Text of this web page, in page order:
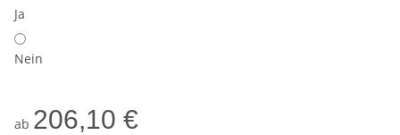
Ja
Nein
ab 206,10 €